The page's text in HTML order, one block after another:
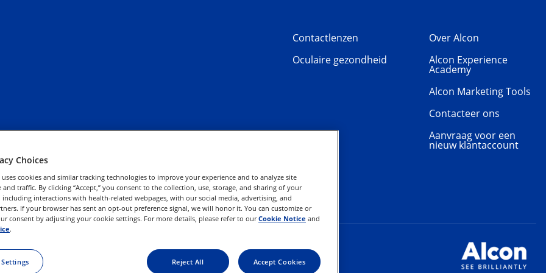
Contactlenzen
Oculaire gezondheid
Over Alcon
Alcon Experience
Academy
Alcon Marketing Tools
Contacteer ons
Aanvraag voor een
nieuw klantaccount
Uw rechten uitoefenen Gebruiksvoorwaarden
Choices
uses cookies and similar tracking technologies to improve your experience and to analyze site
and traffic. By clicking “Accept,” you consent to the collection, use, storage, and sharing of your
interactions with health-related webpages, with our social media, advertising, and
If your browser has sent an opt-out preference signal, we will honor it. You can customize or
consent by adjusting your cookie settings. For more details, please refer to ourCookie Notice and
.
Reject All Accept Cookies